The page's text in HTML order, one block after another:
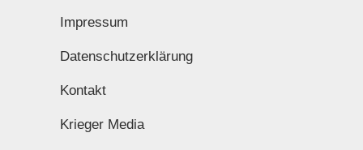
Impressum
Datenschutzerklärung
Kontakt
Krieger Media